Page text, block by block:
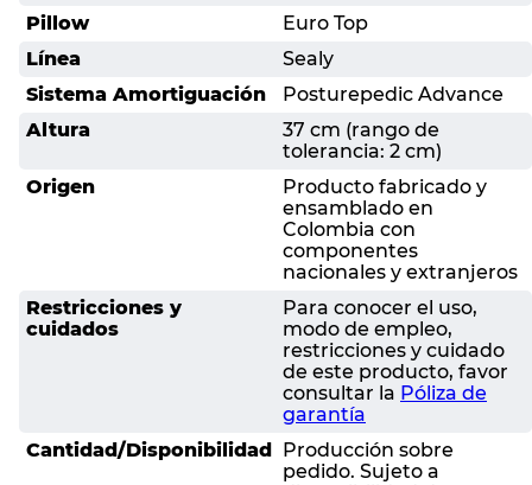
Pillow
Euro Top
Línea
Sealy
Sistema Amortiguación
Posturepedic Advance
Altura
37 cm (rango de
tolerancia: 2 cm)
Origen
Producto fabricado y
ensamblado en
Colombia con
componentes
nacionales y extranjeros
Restricciones y
cuidados
Para conocer el uso,
modo de empleo,
restricciones y cuidado
de este producto, favor
consultar la Póliza de
garantía
Cantidad/Disponibilidad Producción sobre
pedido. Sujeto a